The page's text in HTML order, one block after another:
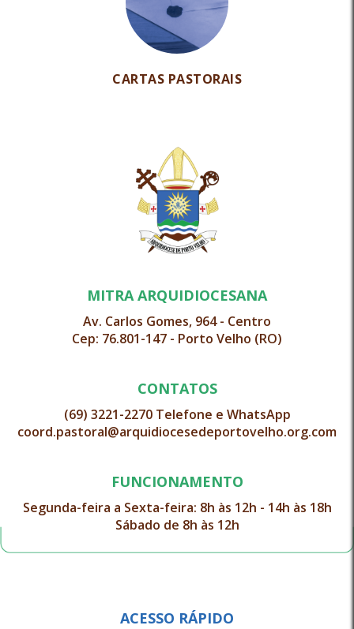
CARTAS PASTORAIS
MITRA ARQUIDIOCESANA
Av. Carlos Gomes, 964 - Centro
Cep: 76.801-147 - Porto Velho (RO)
CONTATOS
(69) 3221-2270 Telefone e WhatsApp
coord.pastoral@arquidiocesedeportovelho.org.com
FUNCIONAMENTO
Segunda-feira a Sexta-feira: 8h às 12h - 14h às 18h
Sábado de 8h às 12h
ACESSO RÁPIDO